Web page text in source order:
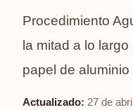
Procedimiento
la mitad a lo
papel de
Actualizado: 27 de